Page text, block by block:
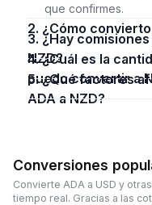
que confirmes.
2. ¿Cómo
3. ¿Hay comisiones por convertir ADA a
NZD?
4. ¿Cuál es la cantidad mínima de ADA que
puedo convertir a
5. ¿Qué factores afectan al tipo de cambio de
ADA a NZD?
Conversiones
Convierte ADA a USD y
tiempo real. Gracias a las